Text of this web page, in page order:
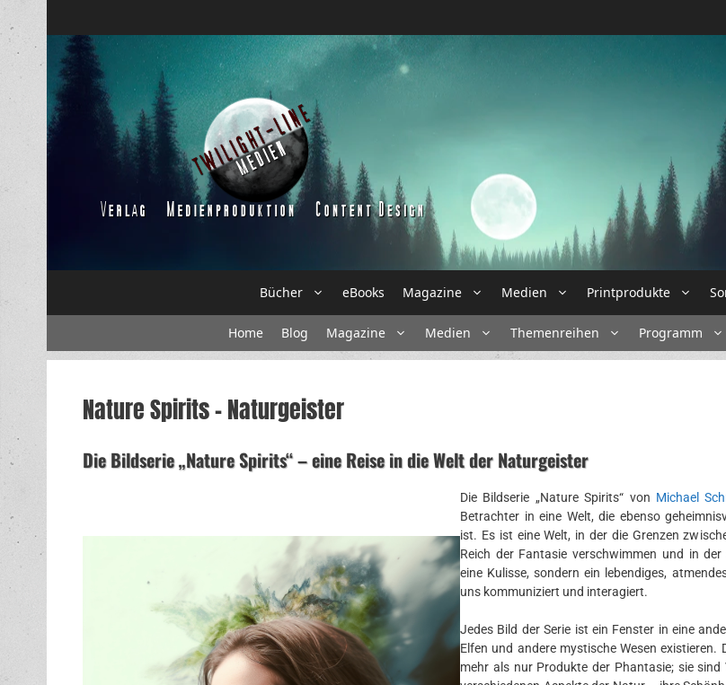
Inhalt
springen
Bücher eBooks Magazine Medien Printprodukte
Home Blog Magazine Medien Themenreihen Programm
Nature Spirits – Naturgeister
Die Bildserie „Nature Spirits“ – eine Reise in die Welt der Naturgeister
Die Bildserie „Nature Spirits“ von Michael
Betrachter in eine Welt, die ebenso
ist. Es ist eine Welt, in der die Grenzen
Reich der Fantasie verschwimmen und in
eine Kulisse, sondern ein lebendiges,
uns kommuniziert und interagiert.
Jedes Bild der Serie ist ein Fenster in eine
Elfen und andere mystische Wesen existieren.
mehr als nur Produkte der Phantasie; sie sind